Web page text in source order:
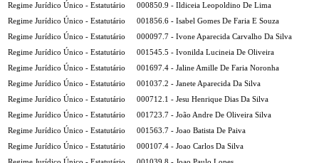
Regime Jurídico Único - Estatutário
000850.9 - Ildiceia Leopoldino De Lima
Regime Jurídico Único - Estatutário
001856.6 - Isabel Gomes De Faria E Souza
Regime Jurídico Único - Estatutário
000097.7 - Ivone Aparecida Carvalho Da Silva
Regime Jurídico Único - Estatutário
001545.5 - Ivonilda Lucineia De Oliveira
Regime Jurídico Único - Estatutário
001697.4 - Jaline Amille De Faria Noronha
Regime Jurídico Único - Estatutário
001037.2 - Janete Aparecida Da Silva
Regime Jurídico Único - Estatutário
000712.1 - Jesu Henrique Dias Da Silva
Regime Jurídico Único - Estatutário
001723.7 - João Andre De Oliveira Silva
Regime Jurídico Único - Estatutário
001563.7 - Joao Batista De Paiva
Regime Jurídico Único - Estatutário
000107.4 - Joao Carlos Da Silva